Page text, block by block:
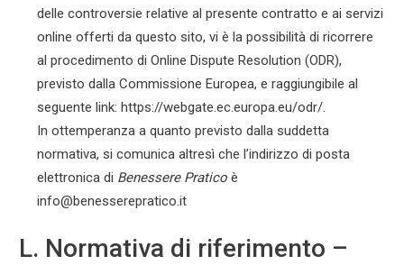
delle controversie relative al presente contratto e ai servizi
online offerti da questo sito, vi è la possibilità di ricorrere
al procedimento di Online Dispute Resolution (ODR),
previsto dalla Commissione Europea, e raggiungibile al
seguente link: https://webgate.ec.europa.eu/odr/.
In ottemperanza a quanto previsto dalla suddetta
normativa, si comunica altresì che l’indirizzo di posta
elettronica di Benessere Pratico è
info@benesserepratico.it
L. Normativa di riferimento –